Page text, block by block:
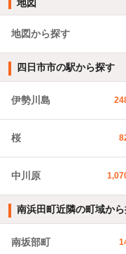
地図
地図から探す
四日市市の駅から探す
伊勢川島
桜
中川原
南浜田町近隣の町域か
南坂部町